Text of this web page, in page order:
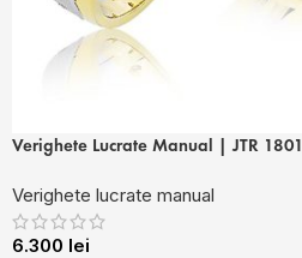
Verighete Lucrate Manual | JTR 1801
Verighete lucrate manual
6.300 lei